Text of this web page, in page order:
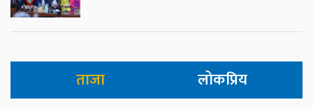
ताजा लोकप्रिय